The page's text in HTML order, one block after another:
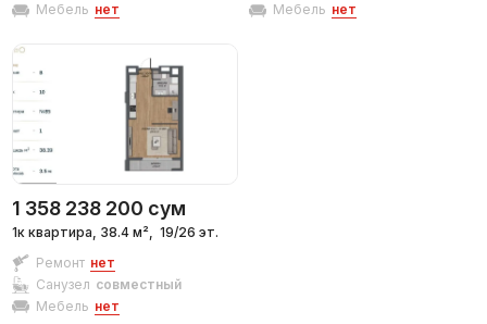
Мебель нет
Мебель нет
1 358 238 200 сум
1к квартира, 38.4 м²,
19/26 эт.
Ремонт нет
Санузел совместный
Мебель нет